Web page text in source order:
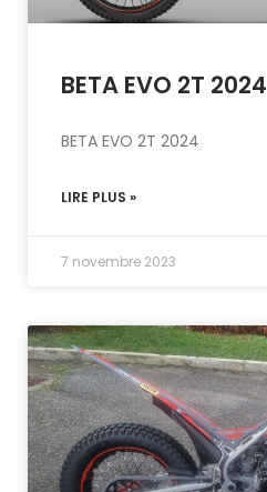
BETA EVO 2T 2024
BETA EVO 2T 2024
LIRE PLUS »
7 novembre 2023